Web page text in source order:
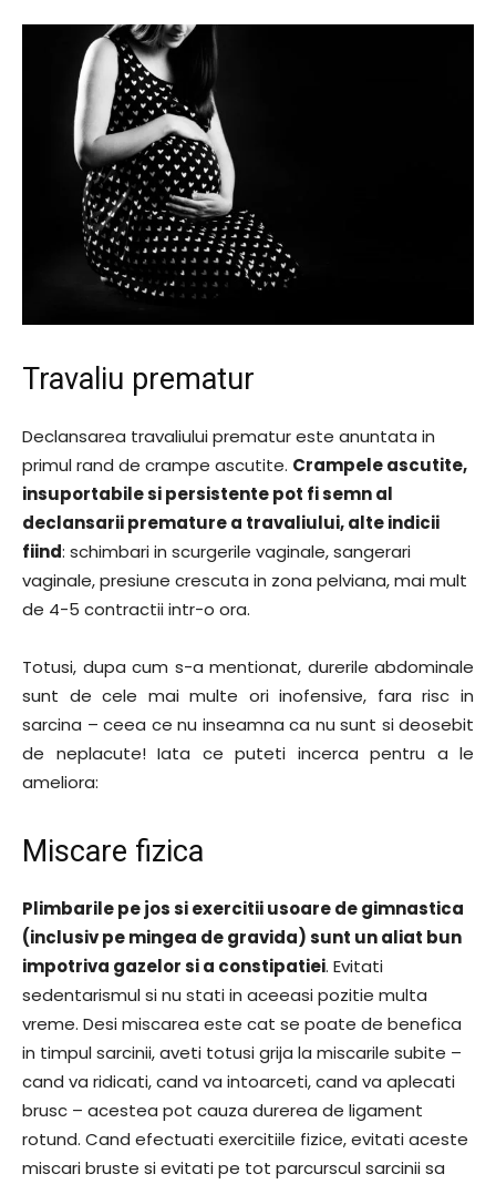
Travaliu prematur
Declansarea travaliului prematur este anuntata in
primul rand de crampe ascutite. Crampele ascutite,
insuportabile si persistente pot fi semn al
declansarii premature a travaliului, alte indicii
fiind: schimbari in scurgerile vaginale, sangerari
vaginale, presiune crescuta in zona pelviana, mai mult
de 4-5 contractii intr-o ora.
Totusi, dupa cum s-a mentionat, durerile abdominale
sunt de cele mai multe ori inofensive, fara risc in
sarcina – ceea ce nu inseamna ca nu sunt si deosebit
de neplacute! Iata ce puteti incerca pentru a le
ameliora:
Miscare fizica
Plimbarile pe jos si exercitii usoare de gimnastica
(inclusiv pe mingea de gravida) sunt un aliat bun
impotriva gazelor si a constipatiei. Evitati
sedentarismul si nu stati in aceeasi pozitie multa
vreme. Desi miscarea este cat se poate de benefica
in timpul sarcinii, aveti totusi grija la miscarile subite –
cand va ridicati, cand va intoarceti, cand va aplecati
brusc – acestea pot cauza durerea de ligament
rotund. Cand efectuati exercitiile fizice, evitati aceste
miscari bruste si evitati pe tot parcurscul sarcinii sa